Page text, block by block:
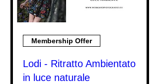
Membership Offer
Lodi - Ritratto Ambientato
in luce naturale